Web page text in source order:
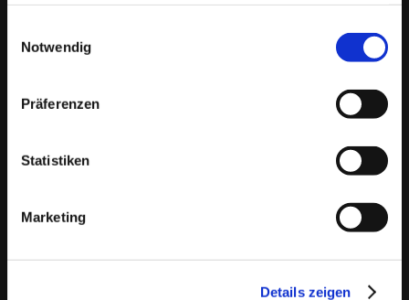
Notwendig
Präferenzen
Statistiken
Marketing
Details zeigen
33161 Hövelhof